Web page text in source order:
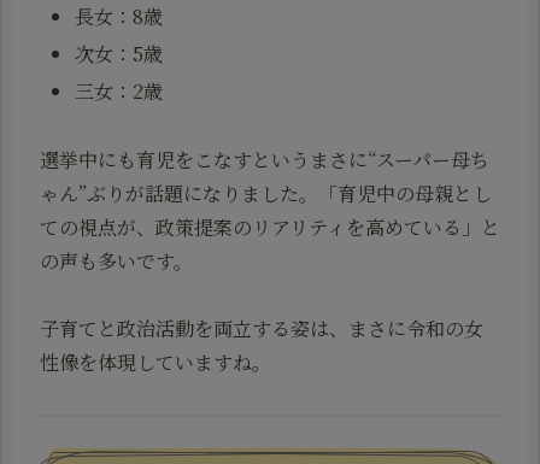
長女：8歳
次女：5歳
三女：2歳
選挙中にも育児をこなすというまさに“スーパー母ち
ゃん”ぶりが話題になりました。「育児中の母親とし
ての視点が、政策提案のリアリティを高めている」と
の声も多いです。
子育てと政治活動を両立する姿は、まさに令和の女
性像を体現していますね。